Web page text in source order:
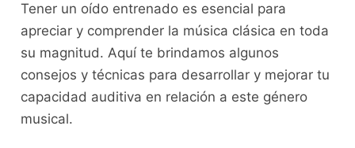
Tener ‌un oído entrenado es esencial‍ para
apreciar y comprender la ⁣música clásica en toda
su⁤ magnitud. Aquí te brindamos algunos
consejos y técnicas‌ para desarrollar y mejorar tu
capacidad auditiva​ en relación a este género​
musical.